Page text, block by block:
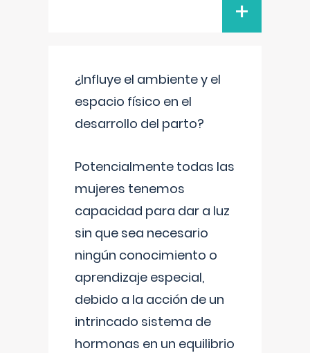
+
¿Influye el ambiente y el
espacio físico en el
desarrollo del parto?
Potencialmente todas las
mujeres tenemos
capacidad para dar a luz
sin que sea necesario
ningún conocimiento o
aprendizaje especial,
debido a la acción de un
intrincado sistema de
hormonas en un equilibrio